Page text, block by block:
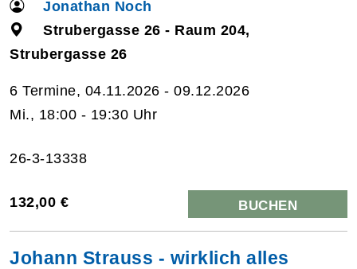
Jonathan Noch
Strubergasse 26 - Raum 204,
Strubergasse 26
6 Termine, 04.11.2026 - 09.12.2026
Mi., 18:00 - 19:30 Uhr
26-3-13338
132,00 € BUCHEN
Johann Strauss - wirklich alles